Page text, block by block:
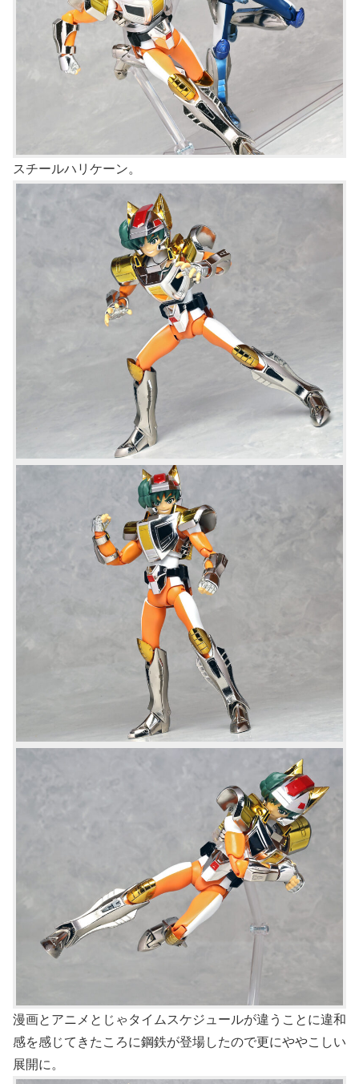
スチールハリケーン。
漫画とアニメとじゃタイムスケジュールが違うことに違和
感を感じてきたころに鋼鉄が登場したので更にややこしい
展開に。